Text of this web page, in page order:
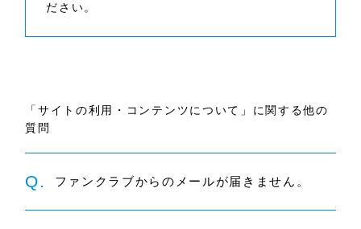
ださい。
「サイトの利用・コンテンツについて」に関する他の
質問
Q. ファンクラブからのメールが届きません。